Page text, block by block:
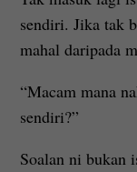
sendiri. Jika tak
mahal daripada
“Macam mana
sendiri?”
Soalan ni bukan